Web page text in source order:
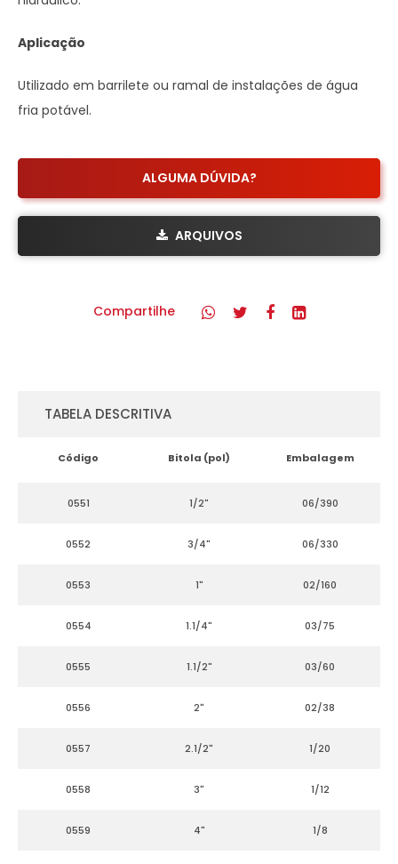
Aplicação
Utilizado em barrilete ou ramal de instalações de água
fria potável.
ALGUMA DÚVIDA?
ARQUIVOS
Compartilhe
TABELA DESCRITIVA
Código Bitola (pol) Embalagem
0551 1/2" 06/390
0552 3/4" 06/330
0553 1" 02/160
0554 1.1/4" 03/75
0555 1.1/2" 03/60
0556 2" 02/38
0557 2.1/2" 1/20
0558 3" 1/12
0559 4" 1/8